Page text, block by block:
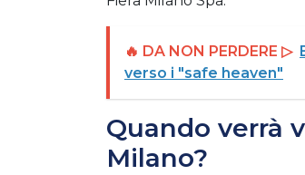
🔥 DA NON PERDERE ▷
verso i "safe heaven"
Quando verrà
Milano?